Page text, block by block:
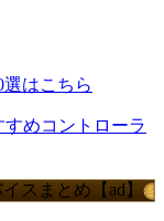
選はこちら
めコントローラ
スまとめ【ad】